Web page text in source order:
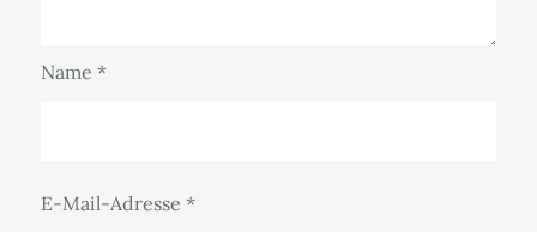
Name *
E-Mail-Adresse *